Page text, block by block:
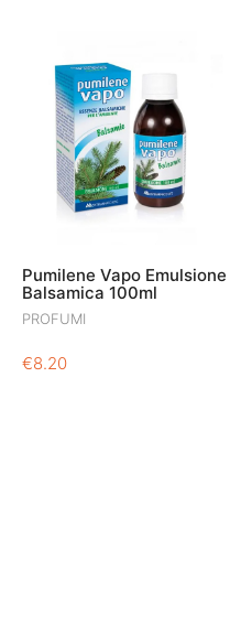
Pumilene Vapo Emulsione
Balsamica 100ml
PROFUMI
€8.20